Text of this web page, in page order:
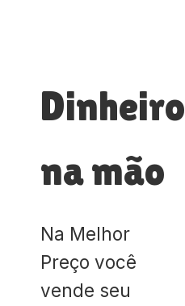
Dinheiro
na mão
Na Melhor
Preço você
vende seu